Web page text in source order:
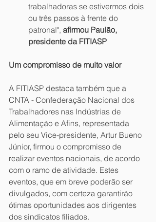
trabalhadoras se estivermos dois
ou três passos à frente do
patronal", afirmou Paulão,
presidente da FITIASP
Um compromisso de muito valor
A FITIASP destaca também que a
CNTA - Confederação Nacional dos
Trabalhadores nas Indústrias de
Alimentação e Afins, representada
pelo seu Vice-presidente, Artur Bueno
Júnior, firmou o compromisso de
realizar eventos nacionais, de acordo
com o ramo de atividade. Estes
eventos, que em breve poderão ser
divulgados, com certeza garantirão
ótimas oportunidades aos dirigentes
dos sindicatos filiados.